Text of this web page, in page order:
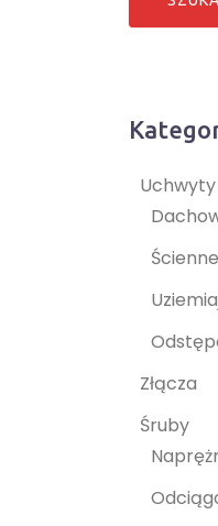
Uchwyty
Ścienne
Złącza
Śruby